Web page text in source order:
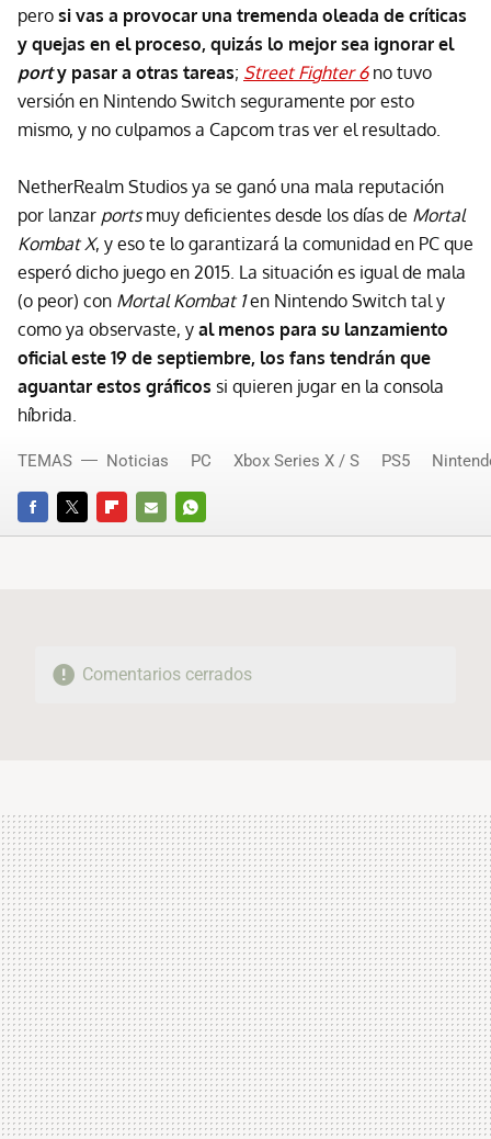
pero si vas a provocar una tremenda oleada de críticas
y quejas en el proceso, quizás lo mejor sea ignorar el
porty pasar a otras tareas; Street Fighter 6no tuvo
versión en Nintendo Switch seguramente por esto
mismo, y no culpamos a Capcom tras ver el resultado.
NetherRealm Studios ya se ganó una mala reputación
por lanzar portsmuy deficientes desde los días de Mortal
Kombat X, y eso te lo garantizará la comunidad en PC que
esperó dicho juego en 2015. La situación es igual de mala
(o peor) con Mortal Kombat 1en Nintendo Switch tal y
como ya observaste, y al menos para su lanzamiento
oficial este 19 de septiembre, los fans tendrán que
aguantar estos gráficos si quieren jugar en la consola
híbrida.
FACEBOOKTWITTERFLIPBOARD
E-
WHATSAPP
TEMAS Noticias PC Xbox Series X / S PS5
Comentarios cerrados